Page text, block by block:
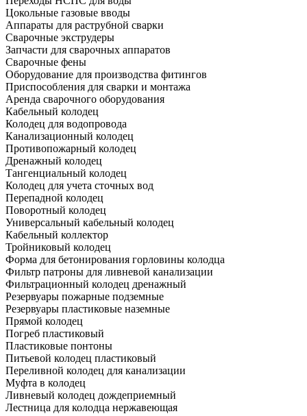
Цокольные газовые вводы
Аппараты для раструбной сварки
Сварочные экструдеры
Запчасти для сварочных аппаратов
Сварочные фены
Оборудование для производства фитингов
Приспособления для сварки и монтажа
Аренда сварочного оборудования
Кабельный колодец
Колодец для водопровода
Канализационный колодец
Противопожарный колодец
Дренажный колодец
Тангенциальный колодец
Колодец для учета сточных вод
Перепадной колодец
Поворотный колодец
Универсальный кабельный колодец
Кабельный коллектор
Тройниковый колодец
Форма для бетонирования горловины колодца
Фильтр патроны для ливневой канализации
Фильтрационный колодец дренажный
Резервуары пожарные подземные
Резервуары пластиковые наземные
Прямой колодец
Погреб пластиковый
Пластиковые понтоны
Питьевой колодец пластиковый
Переливной колодец для канализации
Муфта в колодец
Ливневый колодец дождеприемный
Лестница для колодца нержавеющая